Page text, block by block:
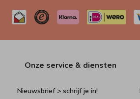
Onze service & diensten
Nieuwsbrief > schrijf je in!